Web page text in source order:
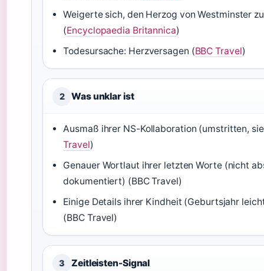
Weigerte sich, den Herzog von Westminster
(Encyclopaedia Britannica)
Todesursache: Herzversagen (BBC Travel)
2 Was unklar ist
Ausmaß ihrer NS-Kollaboration (umstritten,
Travel)
Genauer Wortlaut ihrer letzten Worte (nicht
dokumentiert) (BBC Travel)
Einige Details ihrer Kindheit (Geburtsjahr
(BBC Travel)
3 Zeitleisten-Signal